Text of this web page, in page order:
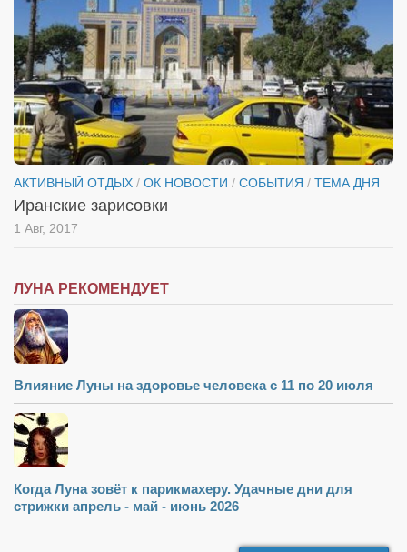
АКТИВНЫЙ ОТДЫХ / ОК НОВОСТИ / СОБЫТИЯ / ТЕМА ДНЯ
Иранские зарисовки
1 Авг, 2017
ЛУНА РЕКОМЕНДУЕТ
Влияние Луны на здоровье человека с 11 по 20 июля
Когда Луна зовёт к парикмахеру. Удачные дни для
стрижки апрель - май - июнь 2026